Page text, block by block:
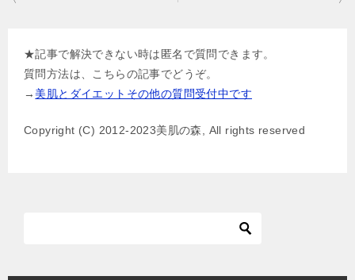
★記事で解決できない時は匿名で質問できます。
質問方法は、こちらの記事でどうぞ。
→ 美肌とダイエットその他の質問受付中です
Copyright (C) 2012-2023美肌の森, All rights reserved